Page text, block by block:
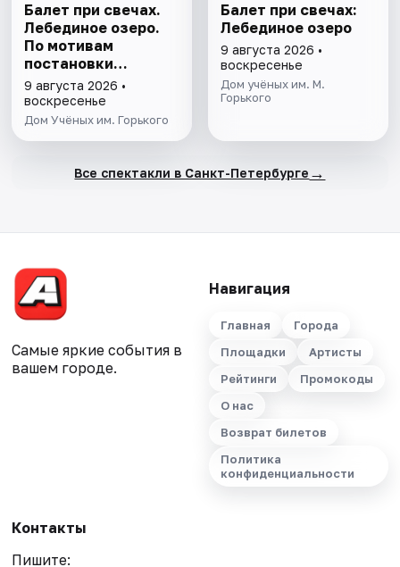
Балет при свечах.
Лебединое озеро.
По мотивам
постановки
Мариуса Петипа
9 августа 2026 •
воскресенье
Дом Учёных им. Горького
Балет при свечах:
Лебединое озеро
9 августа 2026 •
воскресенье
Дом учёных им. М.
Горького
Все спектакли в Санкт-Петербурге →
Самые яркие события в
вашем городе.
Навигация
Главная
Города
Площадки
Артисты
Рейтинги
Промокоды
О нас
Возврат билетов
Политика
конфиденциальности
Контакты
Пишите: